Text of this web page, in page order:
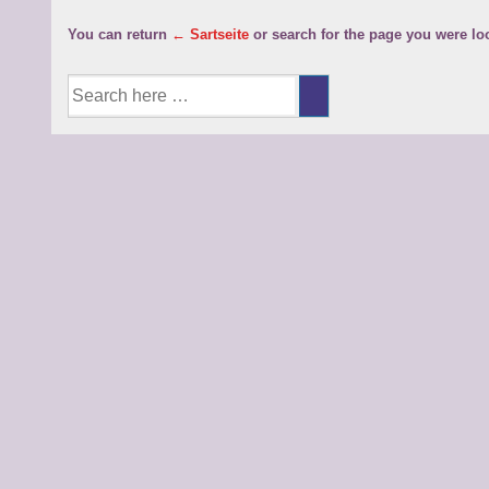
You can return ← Sartseite or search for the page you were
Suche
nach: